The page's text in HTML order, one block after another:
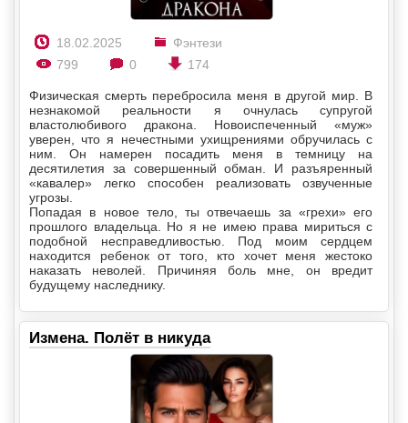
18.02.2025
Фэнтези
799
0 174
Физическая смерть перебросила меня в другой мир. В
незнакомой реальности я очнулась супругой
властолюбивого дракона. Новоиспеченный «муж»
уверен, что я нечестными ухищрениями обручилась с
ним. Он намерен посадить меня в темницу на
десятилетия за совершенный обман. И разъяренный
«кавалер» легко способен реализовать озвученные
угрозы.
Попадая в новое тело, ты отвечаешь за «грехи» его
прошлого владельца. Но я не имею права мириться с
подобной несправедливостью. Под моим сердцем
находится ребенок от того, кто хочет меня жестоко
наказать неволей. Причиняя боль мне, он вредит
будущему наследнику.
Измена. Полёт в никуда